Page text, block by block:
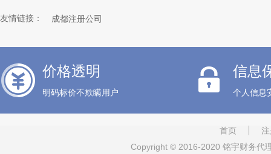
友情链接： 成都注册公司
价格透明
明码标价不欺瞒用户
信息
个人信息
首页
Copyright © 2016-2020 铭宇财务代